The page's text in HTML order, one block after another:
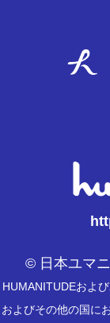
© 日本ユマ
HUMANITUDEおよ
およびその他の国に